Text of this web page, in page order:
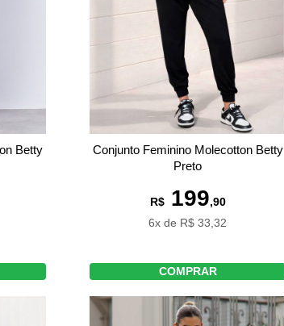
Betty
Conjunto Feminino Molecotton Betty
Preto
R$199,90
6x de R$ 33,32
COMPRAR